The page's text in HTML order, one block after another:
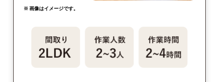
※ 画像はイメージです。